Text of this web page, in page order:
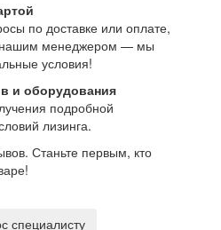
по доставке или оплате,
нашим менеджером — мы
условия!
и оборудования
подробной
лизинга.
Станьте первым, кто
специалисту